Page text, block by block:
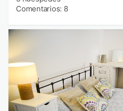
Comentarios: 8